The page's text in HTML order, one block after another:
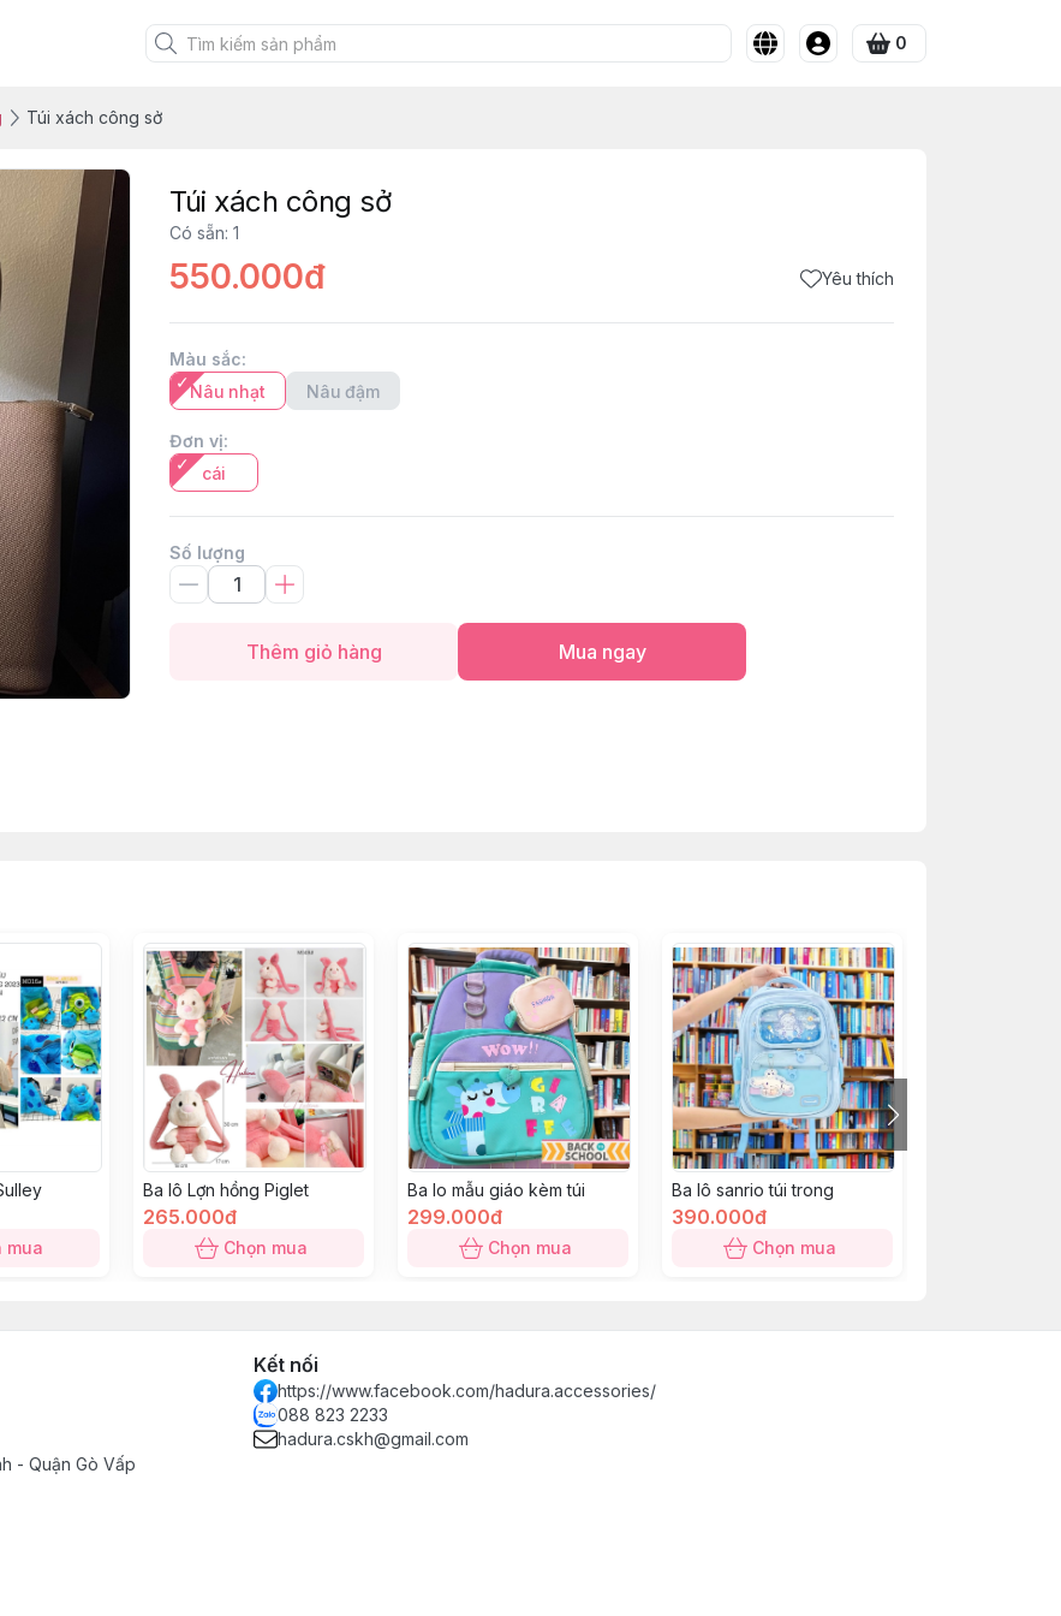
0
Túi xách công sở
Túi xách công sở
Có sẵn: 1
550.000đ Yêu thích
Màu sắc:
Nâu nhạt
Nâu đậm
Đơn vị:
cái
Số lượng
Thêm giỏ hàng Mua ngay
mua
Ba lô Lợn hồng Piglet
265.000đ
Chọn mua
Ba lo mẫu giáo kèm túi
299.000đ
Chọn mua
Ba lô sanrio túi trong
390.000đ
Chọn mua
- Quận Gò Vấp
Kết nối
https://www.facebook.com/hadura.accessories/
088 823 2233
hadura.cskh@gmail.com